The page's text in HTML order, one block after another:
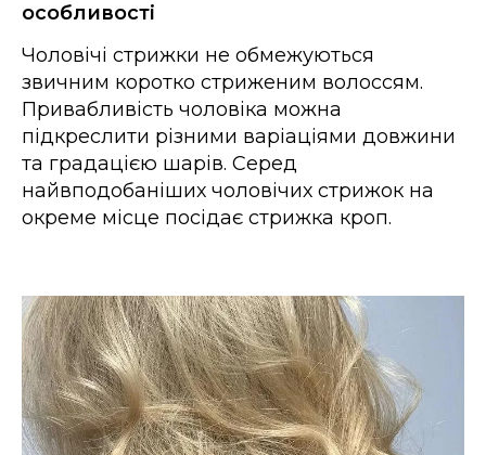
особливості
Чоловічі стрижки не обмежуються
звичним коротко стриженим волоссям.
Привабливість чоловіка можна
підкреслити різними варіаціями довжини
та градацією шарів. Серед
найвподобаніших чоловічих стрижок на
окреме місце посідає стрижка кроп.